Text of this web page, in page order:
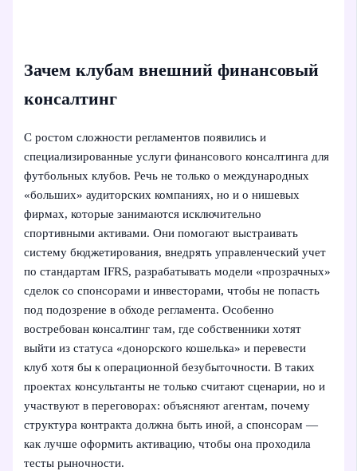
Зачем клубам внешний финансовый
консалтинг
С ростом сложности регламентов появились и
специализированные услуги финансового консалтинга для
футбольных клубов. Речь не только о международных
«больших» аудиторских компаниях, но и о нишевых
фирмах, которые занимаются исключительно
спортивными активами. Они помогают выстраивать
систему бюджетирования, внедрять управленческий учет
по стандартам IFRS, разрабатывать модели «прозрачных»
сделок со спонсорами и инвесторами, чтобы не попасть
под подозрение в обходе регламента. Особенно
востребован консалтинг там, где собственники хотят
выйти из статуса «донорского кошелька» и перевести
клуб хотя бы к операционной безубыточности. В таких
проектах консультанты не только считают сценарии, но и
участвуют в переговорах: объясняют агентам, почему
структура контракта должна быть иной, а спонсорам —
как лучше оформить активацию, чтобы она проходила
тесты рыночности.